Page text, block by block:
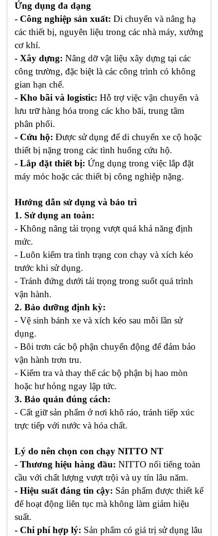
Ứng dụng đa dạng
- Công nghiệp sản xuất: Di chuyển và nâng hạ
các thiết bị, nguyên liệu trong các nhà máy, xưởng
cơ khí.
- Xây dựng: Nâng dỡ vật liệu xây dựng tại các
công trường, đặc biệt là các công trình có không
gian hạn chế.
- Kho bãi và logistic: Hỗ trợ việc vận chuyển và
lưu trữ hàng hóa trong các kho bãi, trung tâm
phân phối.
- Cứu hộ: Được sử dụng để di chuyển xe cộ hoặc
thiết bị nặng trong các tình huống cứu hộ.
- Lắp đặt thiết bị: Ứng dụng trong việc lắp đặt
máy móc hoặc các thiết bị công nghiệp nặng.
Hướng dẫn sử dụng và bảo trì
1. Sử dụng an toàn:
- Không nâng tải trọng vượt quá khả năng định
mức.
- Luôn kiểm tra tình trạng con chạy và xích kéo
trước khi sử dụng.
- Tránh đứng dưới tải trọng trong suốt quá trình
vận hành.
2. Bảo dưỡng định kỳ:
- Vệ sinh bánh xe và xích kéo sau mỗi lần sử
dụng.
- Bôi trơn các bộ phận chuyển động để đảm bảo
vận hành trơn tru.
- Kiểm tra và thay thế các bộ phận bị hao mòn
hoặc hư hỏng ngay lập tức.
3. Bảo quản đúng cách:
- Cất giữ sản phẩm ở nơi khô ráo, tránh tiếp xúc
trực tiếp với nước và hóa chất.
Lý do nên chọn con chạy NITTO NT
- Thương hiệu hàng đầu: NITTO nổi tiếng toàn
cầu với chất lượng vượt trội và uy tín lâu năm.
- Hiệu suất đáng tin cậy: Sản phẩm được thiết kế
để hoạt động liên tục mà không làm giảm hiệu
suất.
- Chi phí hợp lý: Sản phẩm có giá trị sử dụng lâu